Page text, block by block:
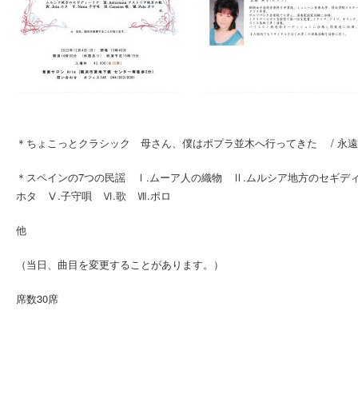
＊ちょこっとクラシック 母さん、僕はポプラ並木へ行ってきた / 永
＊スペインの7つの民謡 Ⅰ.ムーア人の織物 Ⅱ.ムルシア地方のセギ
ホタ Ⅴ.子守唄 Ⅵ.歌 Ⅶ.ポロ
他
（当日、曲目を変更することがあります。）
席数30席